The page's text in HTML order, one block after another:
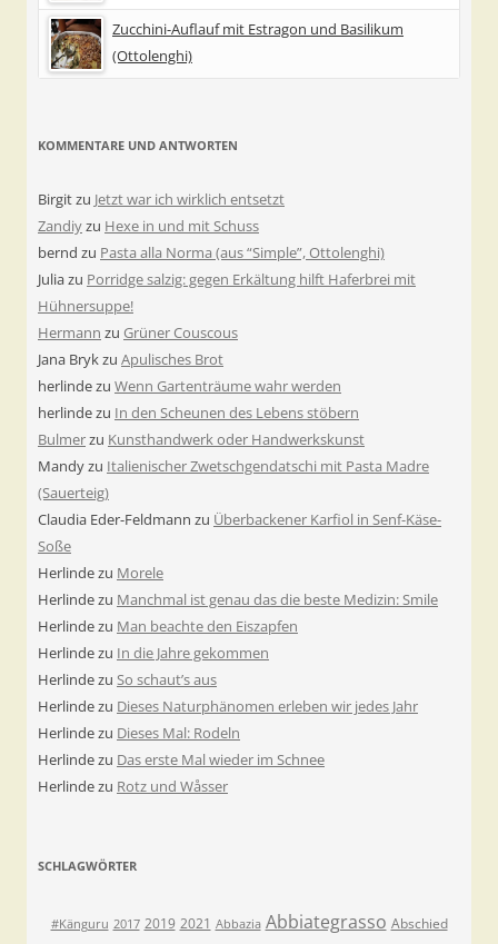
Zucchini-Auflauf mit Estragon und Basilikum
(Ottolenghi)
KOMMENTARE UND ANTWORTEN
Birgitzu Jetzt war ich wirklich entsetzt
Zandiyzu Hexe in und mit Schuss
bernd zu Pasta alla Norma (aus “Simple”, Ottolenghi)
Juliazu Porridge salzig: gegen Erkältung hilft Haferbrei mit
Hühnersuppe!
Hermann zu Grüner Couscous
Jana Brykzu Apulisches Brot
herlindezu Wenn Gartenträume wahr werden
herlindezu In den Scheunen des Lebens stöbern
Bulmerzu Kunsthandwerk oder Handwerkskunst
Mandyzu Italienischer Zwetschgendatschi mit Pasta Madre
(Sauerteig)
Claudia Eder-Feldmann zu Überbackener Karfiol in Senf-Käse-
Soße
Herlindezu Morele
Herlindezu Manchmal ist genau das die beste Medizin: Smile
Herlindezu Man beachte den Eiszapfen
Herlindezu In die Jahre gekommen
Herlindezu So schaut’s aus
Herlindezu Dieses Naturphänomen erleben wir jedes Jahr
Herlindezu Dieses Mal: Rodeln
Herlindezu Das erste Mal wieder im Schnee
Herlindezu Rotz und Wåsser
SCHLAGWÖRTER
#Känguru 2017 2019 2021 Abbazia Abbiategrasso Abschied